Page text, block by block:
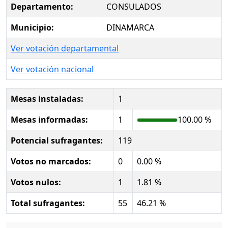
Departamento:
CONSULADOS
Municipio:
DINAMARCA
Ver votación departamental
Ver votación nacional
Mesas instaladas:
1
Mesas informadas:
1
100.00 %
Potencial sufragantes:
119
Votos no marcados:
0
0.00 %
Votos nulos:
1
1.81 %
Total sufragantes:
55 46.21 %